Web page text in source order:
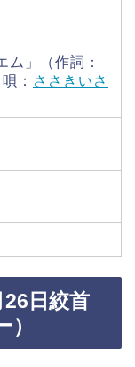
ム」（作詞：
： ささきいさ
日絞首